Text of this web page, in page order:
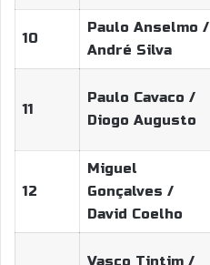
10
Paulo Anselmo /
André Silva
11
Paulo Cavaco /
Diogo Augusto
12
Miguel
Gonçalves /
David Coelho
Vasco Tintim /